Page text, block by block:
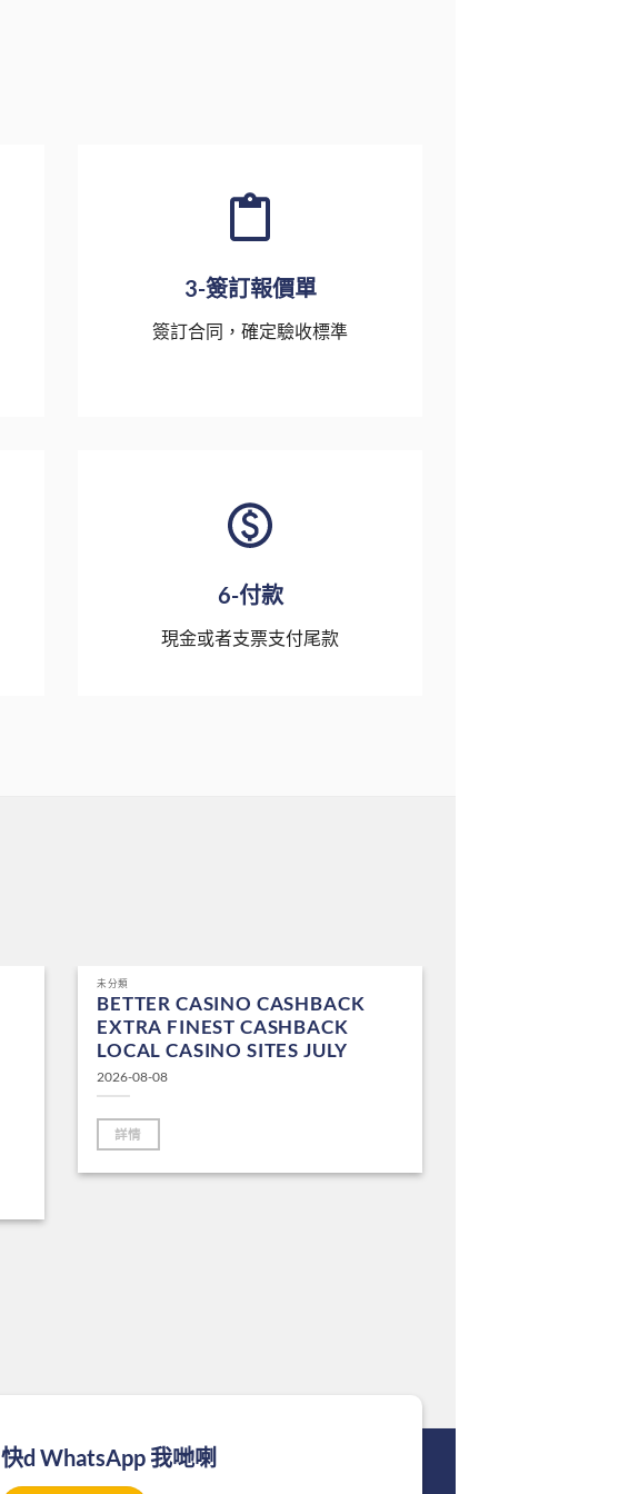
3-簽訂報價單
簽訂合同，確定驗收標準
6-付款
現金或者支票支付尾款
未分類
BETTER CASINO CASHBACK
EXTRA FINEST CASHBACK
LOCAL CASINO SITES JULY
2026-08-08
詳情
快d WhatsApp 我哋喇